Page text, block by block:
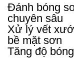
Đánh bóng
chuyên sâu
Xử lý vết
bề mặt sơn
Tăng độ